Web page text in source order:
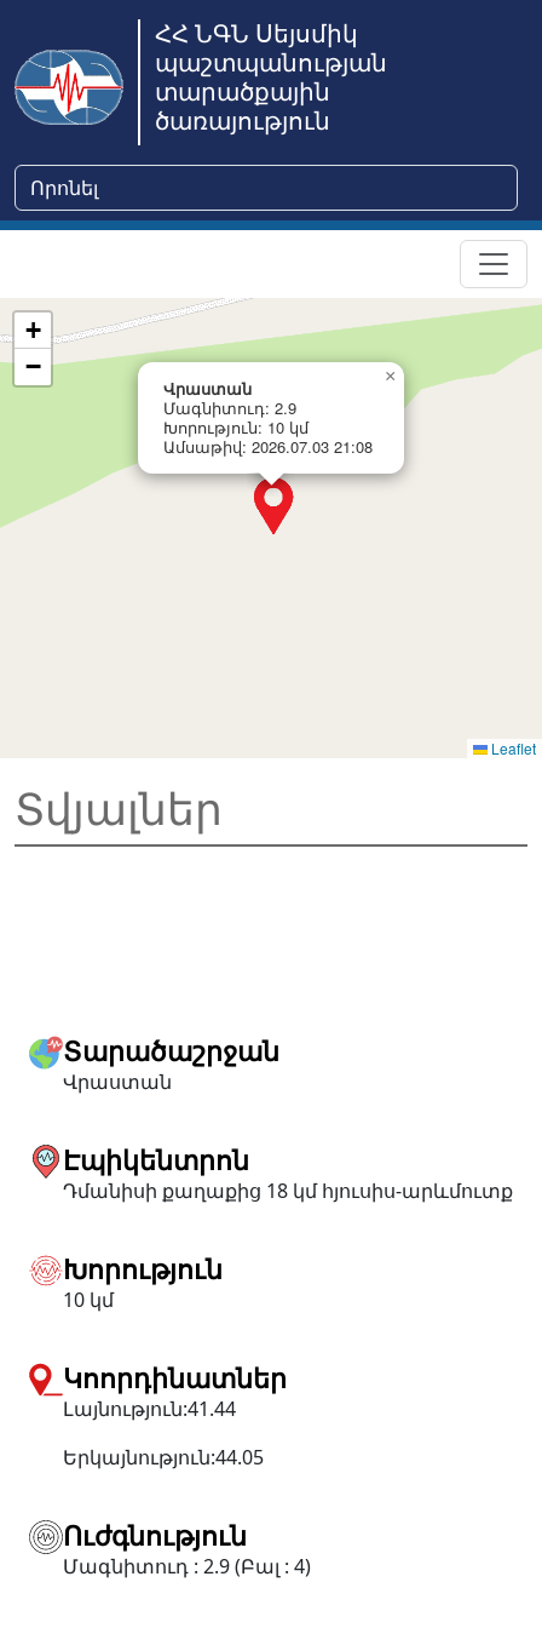
ՀՀ ՆԳՆ Սեյսմիկ
պաշտպանության
տարածքային
ծառայություն
Վրաստան
Մագնիտուդ: 2.9
Խորություն: 10 կմ
Ամսաթիվ: 2026.07.03 21:08
×
+
−
Leaflet
Տվյալներ
Տարածաշրջան
Վրաստան
Էպիկենտրոն
Դմանիսի քաղաքից 18 կմ հյուսիս-արևմուտք
Խորություն
10 կմ
Կոորդինատներ
Լայնություն:41.44
Երկայնություն:44.05
Ուժգնություն
Մագնիտուդ : 2.9 (Բալ : 4)